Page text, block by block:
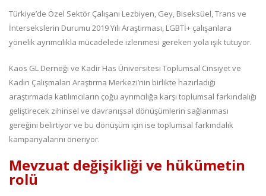
Türkiye’de Özel Sektör Çalışanı Lezbiyen, Gey, Biseksüel, Trans ve
İntersekslerin Durumu 2019 Yılı Araştırması, LGBTİ+ çalışanlara
yönelik ayrımcılıkla mücadelede izlenmesi gereken yola ışık tutuyor.
Kaos GL Derneği ve Kadir Has Üniversitesi Toplumsal Cinsiyet ve
Kadın Çalışmaları Araştırma Merkezi’nin birlikte hazırladığı
araştırmada katılımcıların çoğu ayrımcılığa karşı toplumsal farkındalığı
geliştirecek zihinsel ve davranışsal dönüşümlerin sağlanması
gereğini belirtiyor ve bu dönüşüm için ise toplumsal farkındalık
kampanyalarını öneriyor.
Mevzuat değişikliği ve hükümetin
rolü